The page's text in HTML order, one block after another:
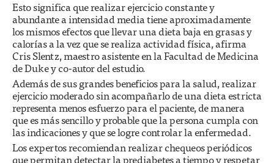
Esto significa que realizar ejercicio constante y
abundante a intensidad media tiene aproximadamente
los mismos efectos que llevar una dieta baja en grasas y
calorías a la vez que se realiza actividad física, afirma
Cris Slentz, maestro asistente en la Facultad de Medicina
de Duke y co-autor del estudio.
Además de sus grandes beneficios para la salud, realizar
ejercicio moderado sin acompañarlo de una dieta estricta
representa menos esfuerzo para el paciente, de manera
que es más sencillo y probable que la persona cumpla con
las indicaciones y que se logre controlar la enfermedad.
Los expertos recomiendan realizar chequeos periódicos
que permitan detectar la prediabetes a tiempo y respetar